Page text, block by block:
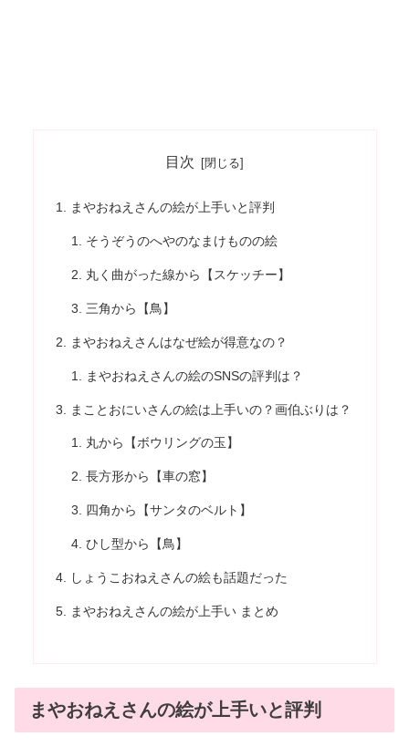
目次
まやおねえさんの絵が上手いと評判
そうぞうのへやのなまけものの絵
丸く曲がった線から【スケッチー】
三角から【鳥】
まやおねえさんはなぜ絵が得意なの？
まやおねえさんの絵のSNSの評判は？
まことおにいさんの絵は上手いの？画伯ぶりは？
丸から【ボウリングの玉】
長方形から【車の窓】
四角から【サンタのベルト】
ひし型から【鳥】
しょうこおねえさんの絵も話題だった
まやおねえさんの絵が上手い まとめ
まやおねえさんの絵が上手いと評判